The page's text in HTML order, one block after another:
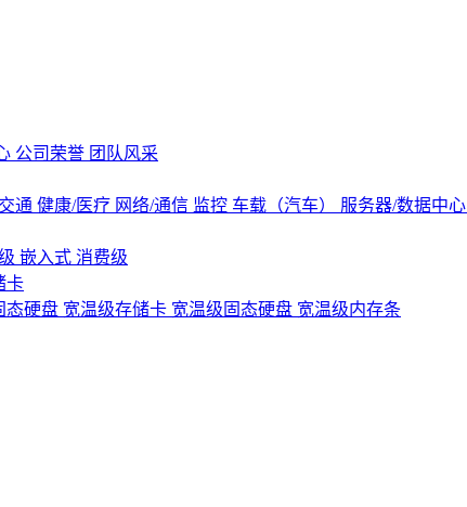
公司荣誉 团队风采
通 健康/医疗 网络/通信 监控 车载（汽车） 服务器/数据中心
嵌入式 消费级
卡
态硬盘 宽温级存储卡 宽温级固态硬盘 宽温级内存条